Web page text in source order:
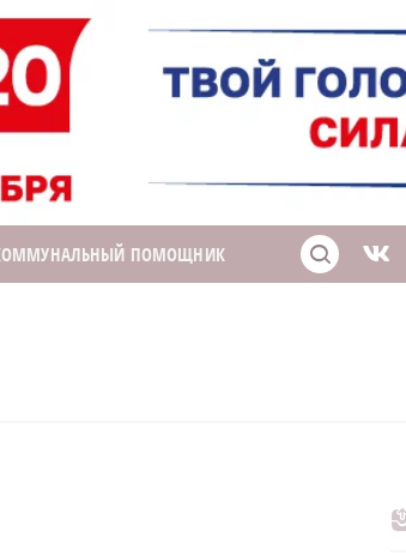
ПОМОЩНИК S V